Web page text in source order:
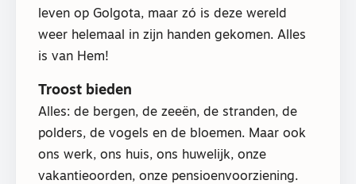
leven op Golgota, maar zó is deze wereld
weer helemaal in zijn handen gekomen. Alles
is van Hem!
Troost bieden
Alles: de bergen, de zeeën, de stranden, de
polders, de vogels en de bloemen. Maar ook
ons werk, ons huis, ons huwelijk, onze
vakantieoorden, onze pensioenvoorziening.